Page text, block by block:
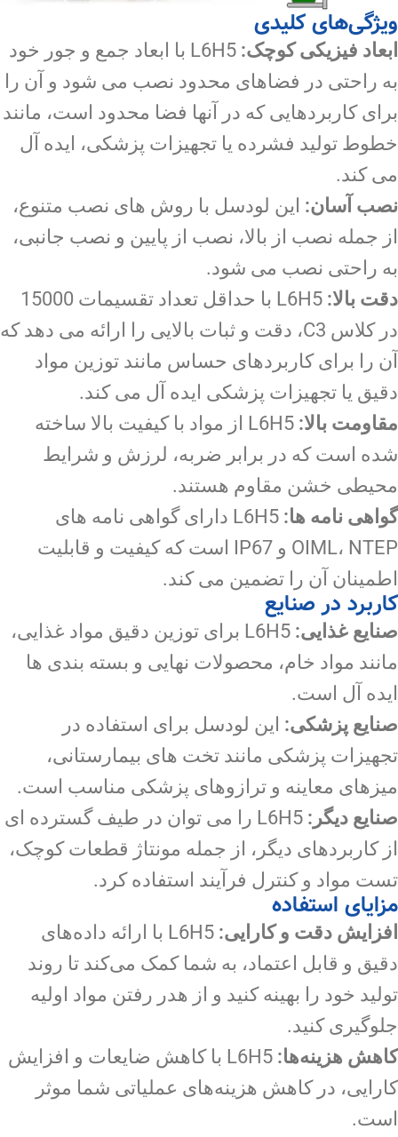
ویژگی‌های کلیدی
ابعاد فیزیکی کوچک:
L6H5 با ابعاد جمع و جور خود
به راحتی در فضاهای محدود نصب می شود و آن را
برای کاربردهایی که در آنها فضا محدود است، مانند
خطوط تولید فشرده یا تجهیزات پزشکی، ایده آل
می کند.
نصب آسان: این لودسل با روش های نصب متنوع،
از جمله نصب از بالا، نصب از پایین و نصب جانبی،
به راحتی نصب می شود.
دقت بالا:
L6H5 با حداقل تعداد تقسیمات 15000
در کلاس C3، دقت و ثبات بالایی را ارائه می دهد که
آن را برای کاربردهای حساس مانند توزین مواد
دقیق یا تجهیزات پزشکی ایده آل می کند.
مقاومت بالا:
L6H5 از مواد با کیفیت بالا ساخته
شده است که در برابر ضربه، لرزش و شرایط
محیطی خشن مقاوم هستند.
گواهی نامه ها:
L6H5 دارای گواهی نامه های
OIML، NTEP و IP67 است که کیفیت و قابلیت
اطمینان آن را تضمین می کند.
کاربرد در صنایع
صنایع غذایی:
L6H5 برای توزین دقیق مواد غذایی،
مانند مواد خام، محصولات نهایی و بسته بندی ها
ایده آل است.
صنایع پزشکی: این لودسل برای استفاده در
تجهیزات پزشکی مانند تخت های بیمارستانی،
میزهای معاینه و ترازوهای پزشکی مناسب است.
صنایع دیگر:
L6H5 را می توان در طیف گسترده ای
از کاربردهای دیگر، از جمله مونتاژ قطعات کوچک،
تست مواد و کنترل فرآیند استفاده کرد.
مزایای استفاده
افزایش دقت و کارایی:
L6H5 با ارائه داده‌های
دقیق و قابل اعتماد، به شما کمک می‌کند تا روند
تولید خود را بهینه کنید و از هدر رفتن مواد اولیه
جلوگیری کنید.
کاهش هزینه‌ها:
L6H5 با کاهش ضایعات و افزایش
کارایی، در کاهش هزینه‌های عملیاتی شما موثر
است.